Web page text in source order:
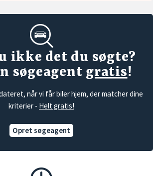
ikke det du søgte?
søgeagent gratis!
når vi får biler hjem, der matcher dine
kriterier - Helt gratis!
Opret søgeagent